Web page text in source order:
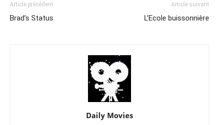
Article précédent
Brad’s Status
Article suivant
L’Ecole buissonnière
Daily Movies